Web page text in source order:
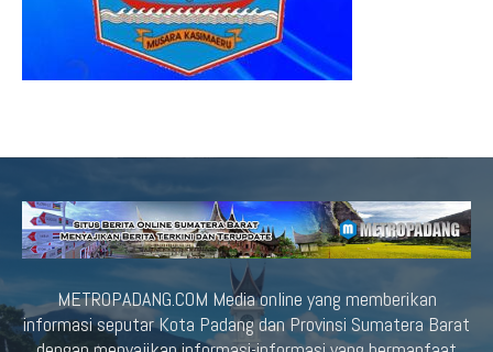
METROPADANG.COM Media online yang memberikan
informasi seputar Kota Padang dan Provinsi Sumatera Barat